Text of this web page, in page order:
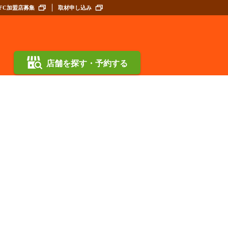
加盟店募集 取材申し込み
店舗を探す・予約する